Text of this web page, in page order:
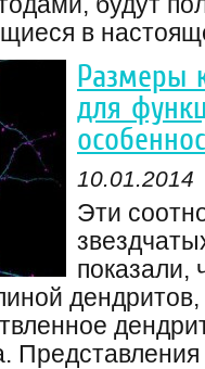
в
Размеры
для
10.01.2014
Эти
показали,